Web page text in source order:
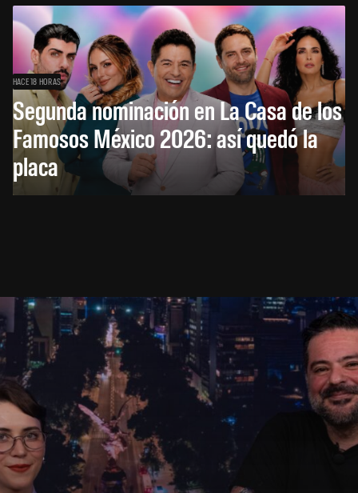
HACE 18 HORAS
Segunda nominación en La Casa de los
Famosos México 2026: así quedó la
placa